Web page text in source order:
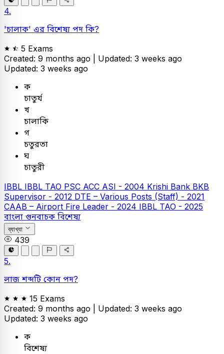
4.
'চালাক' এর বিশেষ্য পদ কি?
5 Exams
Created: 9 months ago | Updated: 3 weeks ago
Updated: 3 weeks ago
ক
চাতুর্য
খ
চালাকি
গ
চতুরতা
ঘ
চাতুরী
IBBL IBBL TAO PSC ACC ASI - 2004 Krishi Bank BKB
Supervisor - 2012 DTE – Various Posts (Staff) - 2021
CAAB – Airport Fire Leader - 2024 IBBL TAO - 2025
বাংলা গুনবাচক বিশেষ্য
ব্যাখ্যা
439
5.
লাজ শব্দটি কোন পদ?
15 Exams
Created: 9 months ago | Updated: 3 weeks ago
Updated: 3 weeks ago
ক
বিশেষ্য